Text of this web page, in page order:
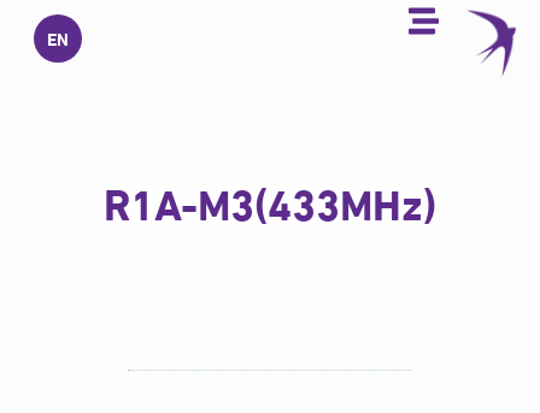
تخطي
المحتوى
EN
R1A-M3(433MHz)